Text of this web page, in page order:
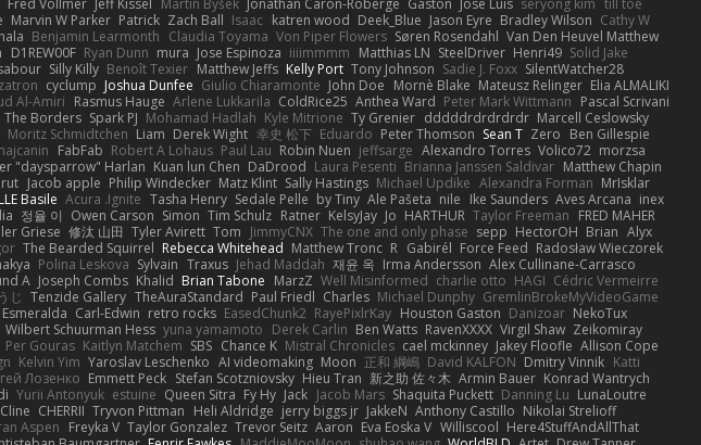
Fred Vollmer Jeff Kissel Martin Býšek Jonathan Caron-Roberge Gaston Jose Luis seryong kim till toe
Marvin W Parker Patrick Zach Ball Isaac katren wood Deek_Blue Jason Eyre Bradley Wilson Cathy W
Benjamin Learmonth Claudia Toyama Von Piper Flowers Søren Rosendahl Van Den Heuvel Matthew
D1REW00F Ryan Dunn mura Jose Espinoza iiiimmmm Matthias LN SteelDriver Henri49 Solid Jake
Silly Killy Benoît Texier Matthew Jeffs Kelly Port Tony Johnson Sadie J. Foxx SilentWatcher28
cyclump Joshua Dunfee Giulio Chiaramonte John Doe Mornè Blake Mateusz Relinger Elia ALMALIKI
Al-Amiri Rasmus Hauge Arlene Lukkarila ColdRice25 Anthea Ward Peter Mark Wittmann Pascal Scrivani
The Borders Spark PJ Mohamad Hadlah Kyle Mitrione Ty Grenier dddddrdrdrdrdr Marcell Ceslowsky
Moritz Schmidtchen Liam Derek Wight 幸史 松下 Eduardo Peter Thomson Sean T Zero Ben Gillespie
FabFab Robert A Lohaus Paul Lau Robin Nuen jeffsarge Alexandro Torres Volico72 morzsa
"daysparrow" Harlan Kuan lun Chen DaDrood Laura Pesenti Brianna Janssen Saldivar Matthew Chapin
Jacob apple Philip Windecker Matz Klint Sally Hastings Michael Updike Alexandra Forman MrIsklar
Basile Acura .Ignite Tasha Henry Sedale Pelle by Tiny Ale Pašeta nile Ike Saunders Aves Arcana inex
정율 이 Owen Carson Simon Tim Schulz Ratner KelsyJay Jo HARTHUR Taylor Freeman FRED MAHER
Griese 修汰 山田 Tyler Avirett Tom JimmyCNX The one and only phase sepp HectorOH Brian Alyx
The Bearded Squirrel Rebecca Whitehead Matthew Tronc R Gabirél Force Feed Radosław Wieczorek
Polina Leskova Sylvain Traxus Jehad Maddah 재윤 옥 Irma Andersson Alex Cullinane-Carrasco
A Joseph Combs Khalid Brian Tabone MarzZ Well Misinformed charlie otto HAGI Cédric Vermeirre
じ Tenzide Gallery TheAuraStandard Paul Friedl Charles Michael Dunphy GremlinBrokeMyVideoGame
Esmeralda Carl-Edwin retro rocks EasedChunk2 RayePixlrKay Houston Gaston Danizoar NekoTux
Wilbert Schuurman Hess yuna yamamoto Derek Carlin Ben Watts RavenXXXX Virgil Shaw Zeikomiray
Per Gouras Kaitlyn Matchem SBS Chance K Mistral Chronicles cael mckinney Jakey Floofle Allison Cope
Kelvin Yim Yaroslav Leschenko AI videomaking Moon 正和 綱嶋 David KALFON Dmitry Vinnik Katti
Лозенко Emmett Peck Stefan Scotzniovsky Hieu Tran 新之助 佐々木 Armin Bauer Konrad Wantrych
Yurii Antonyuk estuine Queen Sitra Fy Hy Jack Jacob Mars Shaquita Puckett Danning Lu LunaLoutre
CHERRII Tryvon Pittman Heli Aldridge jerry biggs jr JakkeN Anthony Castillo Nikolai Strelioff
Aspen Freyka V Taylor Gonzalez Trevor Seitz Aaron Eva Eoska V Williscool Here4StuffAndAllThat